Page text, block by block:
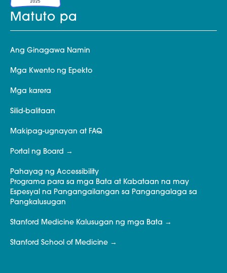
Matuto pa
Ang Ginagawa Namin
Mga Kwento ng Epekto
Mga karera
Silid-balitaan
Makipag-ugnayan at FAQ
Portal ng Board
Pahayag ng Accessibility
Programa para sa mga Bata at Kabataan na may
Espesyal na Pangangailangan sa Pangangalaga sa
Pangkalusugan
Stanford Medicine Kalusugan ng mga Bata
Stanford School of Medicine